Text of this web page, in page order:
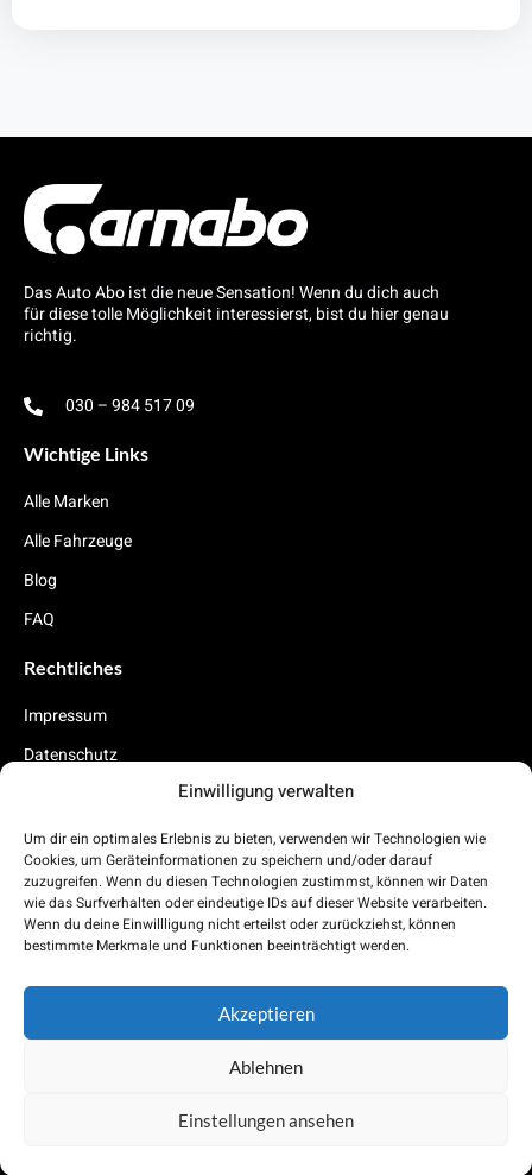
Einwilligung verwalten
Um dir ein optimales Erlebnis zu bieten, verwenden wir Technologien wie
Cookies, um Geräteinformationen zu speichern und/oder darauf
zuzugreifen. Wenn du diesen Technologien zustimmst, können wir Daten
wie das Surfverhalten oder eindeutige IDs auf dieser Website verarbeiten.
Wenn du deine Einwillligung nicht erteilst oder zurückziehst, können
bestimmte Merkmale und Funktionen beeinträchtigt werden.
Akzeptieren
Ablehnen
Einstellungen ansehen
Das Auto Abo ist die neue Sensation! Wenn du dich auch
für diese tolle Möglichkeit interessierst, bist du hier genau
richtig.
030 – 984 517 09
Wichtige Links
Alle Marken
Alle Fahrzeuge
Blog
FAQ
Rechtliches
Impressum
Datenschutz
Carnabo App (folgt demnächst)
Demnächst findest du auch in deinem AppStore unsere Auto Abo
App.
App Store Play Store
Alle Rechte reserviert.